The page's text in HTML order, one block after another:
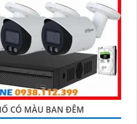
CÓ MÀU BAN ĐÊM